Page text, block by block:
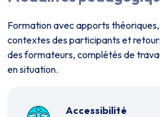
Formation avec apports
contextes des participants et
des formateurs, complétés de
en situation.
Accessibilité